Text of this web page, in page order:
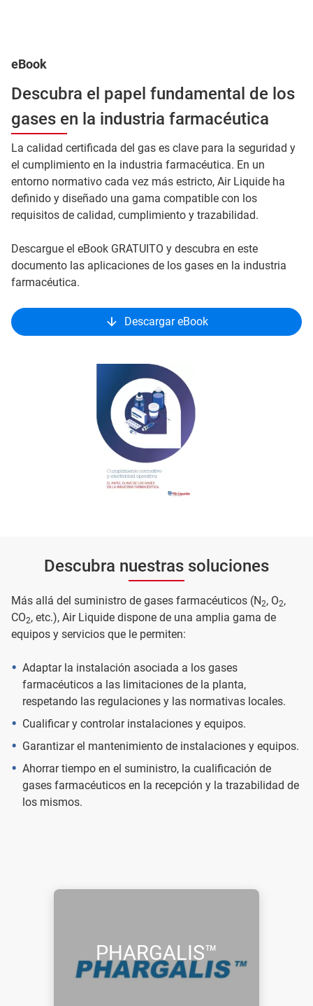
eBook
Descubra el papel fundamental de los
gases en la industria farmacéutica
La calidad certificada del gas es clave para la seguridad y
el cumplimiento en la industria farmacéutica. En un
entorno normativo cada vez más estricto, Air Liquide ha
definido y diseñado una gama compatible con los
requisitos de calidad, cumplimiento y trazabilidad.
Descargue el eBook GRATUITO y descubra en este
documento las aplicaciones de los gases en la industria
farmacéutica.
Descargar eBook
Descubra nuestras soluciones
Más allá del suministro de gases farmacéuticos (N2, O2,
CO2, etc.), Air Liquide dispone de una amplia gama de
equipos y servicios que le permiten:
Adaptar la instalación asociada a los gases
farmacéuticos a las limitaciones de la planta,
respetando las regulaciones y las normativas locales.
Cualificar y controlar instalaciones y equipos.
Garantizar el mantenimiento de instalaciones y equipos.
Ahorrar tiempo en el suministro, la cualificación de
gases farmacéuticos en la recepción y la trazabilidad de
los mismos.
PHARGALIS™